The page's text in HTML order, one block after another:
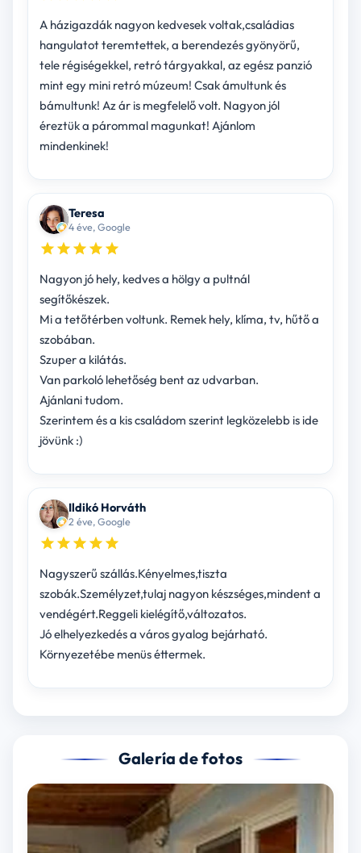
A házigazdák nagyon kedvesek voltak,családias
hangulatot teremtettek, a berendezés gyönyörű,
tele régiségekkel, retró tárgyakkal, az egész panzió
mint egy mini retró múzeum! Csak ámultunk és
bámultunk! Az ár is megfelelő volt. Nagyon jól
éreztük a párommal magunkat! Ajánlom
mindenkinek!
Teresa
4 éve, Google
Nagyon jó hely, kedves a hölgy a pultnál
segítőkészek.
Mi a tetőtérben voltunk. Remek hely, klíma, tv, hűtő a
szobában.
Szuper a kilátás.
Van parkoló lehetőség bent az udvarban.
Ajánlani tudom.
Szerintem és a kis családom szerint legközelebb is ide
jövünk :)
Ildikó Horváth
2 éve, Google
Nagyszerű szállás.Kényelmes,tiszta
szobák.Személyzet,tulaj nagyon készséges,mindent a
vendégért.Reggeli kielégítő,változatos.
Jó elhelyezkedés a város gyalog bejárható.
Környezetébe menüs éttermek.
Galería de fotos